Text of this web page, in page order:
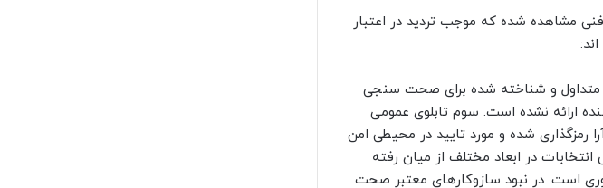
فنی مشاهده شده که موجب تردید در اعتبار
متداول و شناخته شده برای صحت سنجی
ارائه نشده است. سوم تابلوی عمومی
رمزگذاری شده و مورد تایید در محیطی امن
در ابعاد مختلف از میان رفته
است. در نبود سازوکارهای معتبر صحت